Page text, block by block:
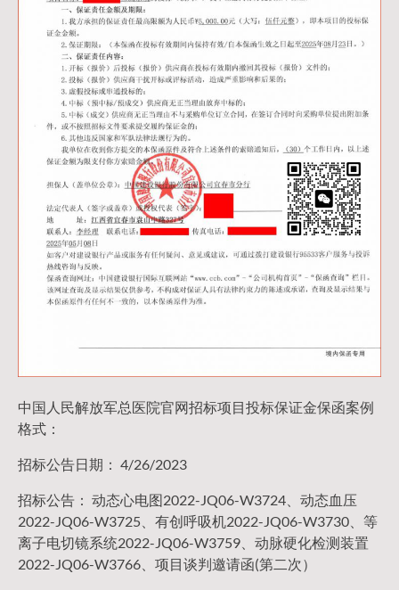
中国人民解放军总医院官网招标项目投标保证金保函案例
格式：
招标公告日期： 4/26/2023
招标公告： 动态心电图2022-JQ06-W3724、动态血压
2022-JQ06-W3725、有创呼吸机2022-JQ06-W3730、等
离子电切镜系统2022-JQ06-W3759、动脉硬化检测装置
2022-JQ06-W3766、项目谈判邀请函(第二次）